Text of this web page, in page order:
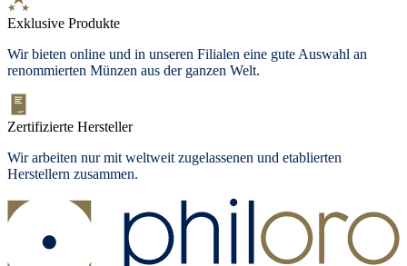
Exklusive Produkte
Wir bieten online und in unseren Filialen eine gute Auswahl an
renommierten Münzen aus der ganzen Welt.
Zertifizierte Hersteller
Wir arbeiten nur mit weltweit zugelassenen und etablierten
Herstellern zusammen.